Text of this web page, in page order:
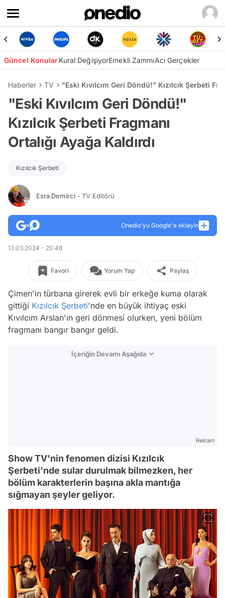
Güncel KonularKural DeğişiyorEmekli ZammıAcı Gerçekler
Haberler TV "Eski Kıvılcım Geri Döndü!" Kızılcık Şerbeti
"Eski Kıvılcım Geri Döndü!"
Kızılcık Şerbeti Fragmanı
Ortalığı Ayağa Kaldırdı
Kızılcık Şerbeti
Esra Demirci - TV Editörü
Onedio’yu Google'a ekleyin
13.03.2024 - 20:48
Favori Yorum Yap Paylaş
Çimen'in türbana girerek evli bir erkeğe kuma olarak
gittiği Kızılcık Şerbeti'nde en büyük ihtiyaç eski
Kıvılcım Arslan'ın geri dönmesi olurken, yeni bölüm
fragmanı bangır bangır geldi.
İçeriğin Devamı Aşağıda
Reklam
Show TV'nin fenomen dizisi Kızılcık
Şerbeti'nde sular durulmak bilmezken, her
bölüm karakterlerin başına akla mantığa
sığmayan şeyler geliyor.